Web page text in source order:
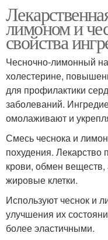
лимоном и
свойства
Чесночно-лимонный
холестерине,
для профилактики
заболеваний.
омолаживают и
Смесь чеснока и
похудения. Лекарство
крови, обмен
жировые клетки.
Используют чеснок и
улучшения их
более эластичными.